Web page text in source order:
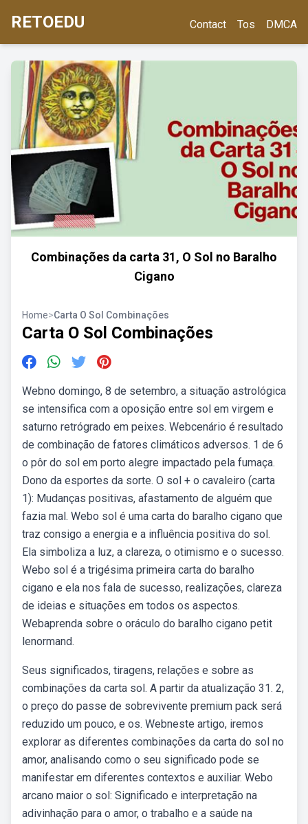
RETOEDU Contact Tos DMCA
Combinações da carta 31, O Sol no Baralho
Cigano
Home>Carta O Sol Combinações
Carta O Sol Combinações
Webno domingo, 8 de setembro, a situação astrológica
se intensifica com a oposição entre sol em virgem e
saturno retrógrado em peixes. Webcenário é resultado
de combinação de fatores climáticos adversos. 1 de 6
o pôr do sol em porto alegre impactado pela fumaça.
Dono da esportes da sorte. O sol + o cavaleiro (carta
1): Mudanças positivas, afastamento de alguém que
fazia mal. Webo sol é uma carta do baralho cigano que
traz consigo a energia e a influência positiva do sol.
Ela simboliza a luz, a clareza, o otimismo e o sucesso.
Webo sol é a trigésima primeira carta do baralho
cigano e ela nos fala de sucesso, realizações, clareza
de ideias e situações em todos os aspectos.
Webaprenda sobre o oráculo do baralho cigano petit
lenormand.
Seus significados, tiragens, relações e sobre as
combinações da carta sol. A partir da atualização 31. 2,
o preço do passe de sobrevivente premium pack será
reduzido um pouco, e os. Webneste artigo, iremos
explorar as diferentes combinações da carta do sol no
amor, analisando como o seu significado pode se
manifestar em diferentes contextos e auxiliar. Webo
arcano maior o sol: Significado e interpretação na
adivinhação para o amor, o trabalho e a saúde na